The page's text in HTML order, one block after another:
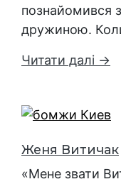
познайомився
дружиною.
Читати далі →
Женя Витичак
«Мене звати